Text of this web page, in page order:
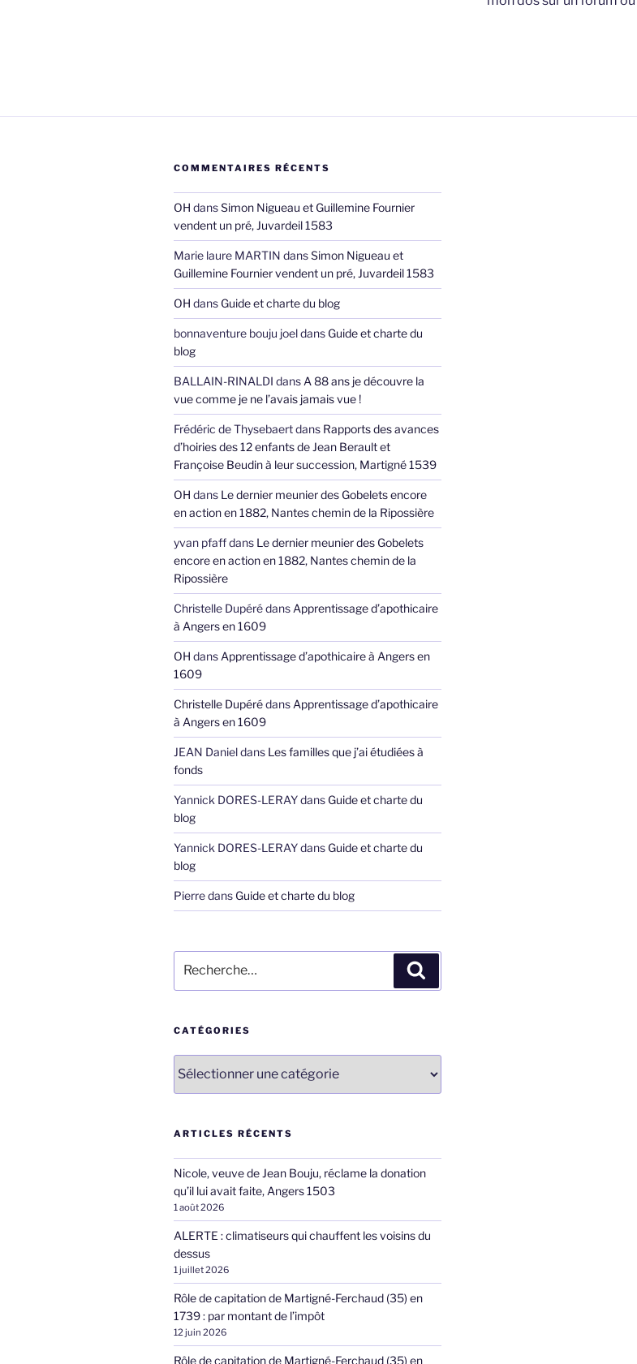
COMMENTAIRES RÉCENTS
OH dansSimon Nigueau et Guillemine Fournier
vendent un pré, Juvardeil 1583
Marie laure MARTIN dansSimon Nigueau et
Guillemine Fournier vendent un pré, Juvardeil 1583
OH dans Guide et charte du blog
bonnaventure bouju joeldans Guide et charte du
blog
BALLAIN-RINALDI dans A 88 ans je découvre la
vue comme je ne l’avais jamais vue !
Frédéric de Thysebaertdans Rapports des avances
d’hoiries des 12 enfants de Jean Berault et
Françoise Beudin à leur succession, Martigné 1539
OH dans Le dernier meunier des Gobelets encore
en action en 1882, Nantes chemin de la Ripossière
yvan pfaffdans Le dernier meunier des Gobelets
encore en action en 1882, Nantes chemin de la
Ripossière
Christelle Dupérédans Apprentissage d’apothicaire
à Angers en 1609
OH dans Apprentissage d’apothicaire à Angers en
1609
Christelle Dupérédans Apprentissage d’apothicaire
à Angers en 1609
JEAN Danieldans Les familles que j’ai étudiées à
fonds
Yannick DORES-LERAYdans Guide et charte du
blog
Yannick DORES-LERAYdans Guide et charte du
blog
Pierredans Guide et charte du blog
pour
:
CATÉGORIES
ARTICLES RÉCENTS
Nicole, veuve de Jean Bouju, réclame la donation
qu’il lui avait faite, Angers 1503
1 août 2026
ALERTE : climatiseurs qui chauffent les voisins du
dessus
1 juillet 2026
Rôle de capitation de Martigné-Ferchaud (35) en
1739 : par montant de l’impôt
12 juin 2026
Rôle de capitation de Martigné-Ferchaud (35) en